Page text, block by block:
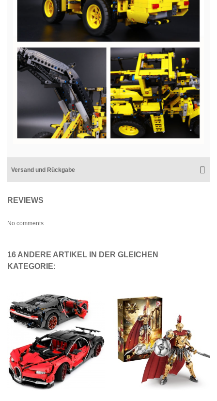
Versand und Rückgabe
REVIEWS
No comments
16 ANDERE ARTIKEL IN DER GLEICHEN
KATEGORIE: